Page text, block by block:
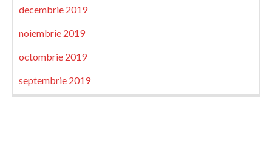
decembrie 2019
noiembrie 2019
octombrie 2019
septembrie 2019